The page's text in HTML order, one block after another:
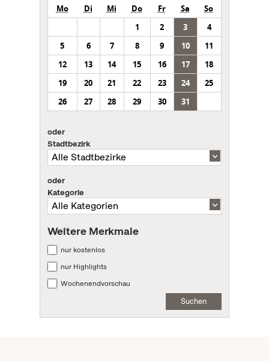
Mo Di Mi Do Fr Sa
So
1
2 3
4
5
6 7 8 9 10
11
12
13 14 15 16 17
18
19
20 21 22 23 24
25
26
27 28 29 30 31
oder
Stadtbezirk
oder
Kategorie
Weitere Merkmale
nur kostenlos
nur Highlights
Wochenendvorschau
Suchen